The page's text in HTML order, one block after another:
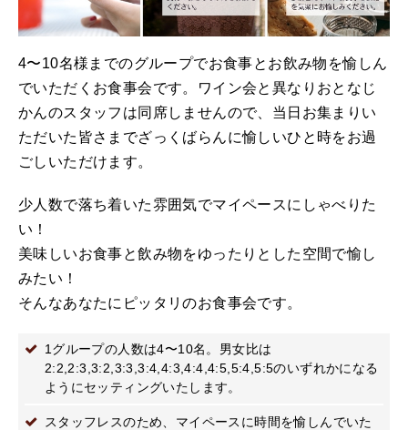
4〜10名様までのグループでお食事とお飲み物を愉しん
でいただくお食事会です。ワイン会と異なりおとなじ
かんのスタッフは同席しませんので、当日お集まりい
ただいた皆さまでざっくばらんに愉しいひと時をお過
ごしいただけます。
少人数で落ち着いた雰囲気でマイペースにしゃべりた
い！
美味しいお食事と飲み物をゆったりとした空間で愉し
みたい！
そんなあなたにピッタリのお食事会です。
1グループの人数は4〜10名。男女比は
2:2,2:3,3:2,3:3,3:4,4:3,4:4,4:5,5:4,5:5のいずれかになる
ようにセッティングいたします。
スタッフレスのため、マイペースに時間を愉しんでいた